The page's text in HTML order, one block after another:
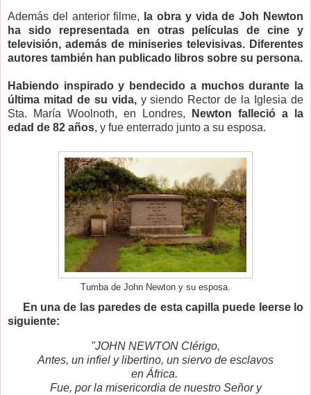
Además del anterior filme,
la obra y vida de Joh Newton
ha sido representada en otras películas de cine y
televisión, además de miniseries televisivas. Diferentes
autores también han publicado libros sobre su persona.
Habiendo inspirado y bendecido a muchos durante la
última mitad de su vida, y siendo Rector de la Iglesia de
Sta. María Woolnoth, en Londres,
Newton falleció a la
edad de 82 años, y fue enterrado junto a su esposa.
Tumba de John Newton y su esposa.
En una de las paredes de esta capilla puede leerse lo
siguiente:
"JOHN NEWTON Clérigo,
Antes, un infiel y libertino, un siervo de esclavos
en África.
Fue, por la misericordia de nuestro Señor y